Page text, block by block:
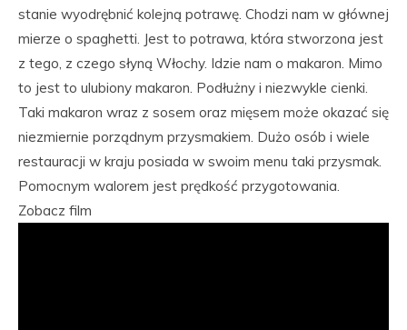
stanie wyodrębnić kolejną potrawę. Chodzi nam w głównej
mierze o spaghetti. Jest to potrawa, która stworzona jest
z tego, z czego słyną Włochy. Idzie nam o makaron. Mimo
to jest to ulubiony makaron. Podłużny i niezwykle cienki.
Taki makaron wraz z sosem oraz mięsem może okazać się
niezmiernie porządnym przysmakiem. Dużo osób i wiele
restauracji w kraju posiada w swoim menu taki przysmak.
Pomocnym walorem jest prędkość przygotowania.
Zobacz film